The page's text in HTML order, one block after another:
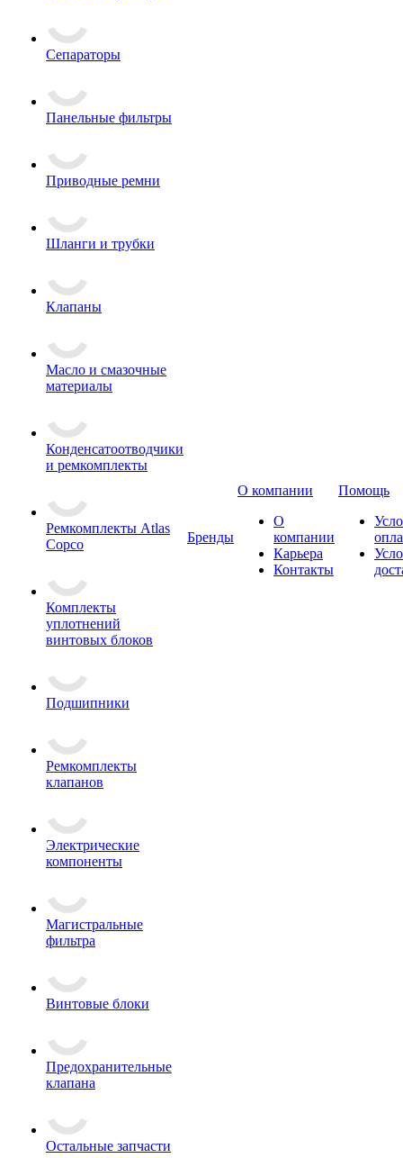
Сепараторы
Панельные фильтры
Приводные ремни
Шланги и трубки
Клапаны
Масло и смазочные
материалы
Конденсатоотводчики
и ремкомплекты
Ремкомплекты Atlas
Copco
Комплекты
уплотнений
винтовых блоков
Подшипники
Ремкомплекты
клапанов
Электрические
компоненты
Магистральные
фильтра
Винтовые блоки
Предохранительные
клапана
Остальные запчасти
Бренды
О компании
О
компании
Карьера
Контакты
Помощь